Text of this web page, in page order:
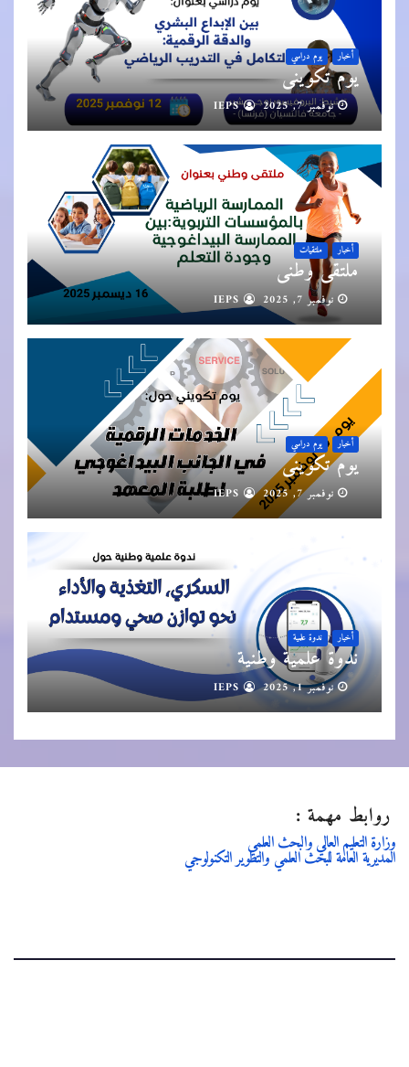
أخبار يوم دراسي
يوم تكويني
نوفمبر 7, 2025 IEPS
أخبار ملتقيات
ملتقى وطني
نوفمبر 7, 2025
أخبار يوم دراسي
يوم تكويني
نوفمبر 7, 2025
أخبار ندوة علمية
ندوة علمية وطنية
نوفمبر 1, 2025
روابط مهمة :
وزارة التعليم العالي والبحث العلمي
المديرية العامة للبحث العلمي والتطوير التكنولوجي